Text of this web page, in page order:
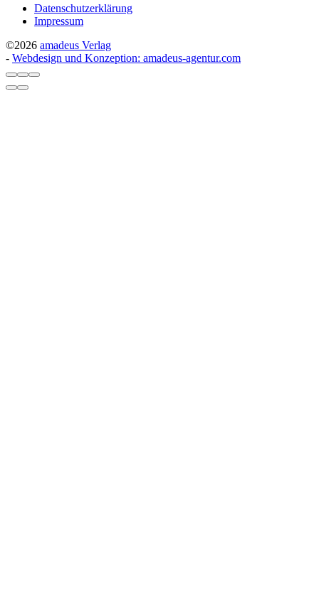
Datenschutzerklärung
Impressum
©2026 amadeus Verlag
- Webdesign und Konzeption: amadeus-agentur.com